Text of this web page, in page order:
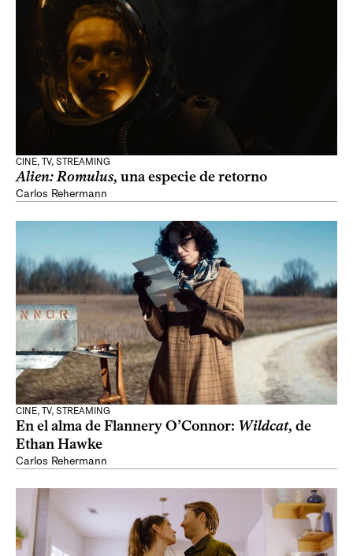
CINE, TV, STREAMING
Alien: Romulus, una especie de retorno
Carlos Rehermann
CINE, TV, STREAMING
En el alma de Flannery O’Connor: Wildcat, de
Ethan Hawke
Carlos Rehermann